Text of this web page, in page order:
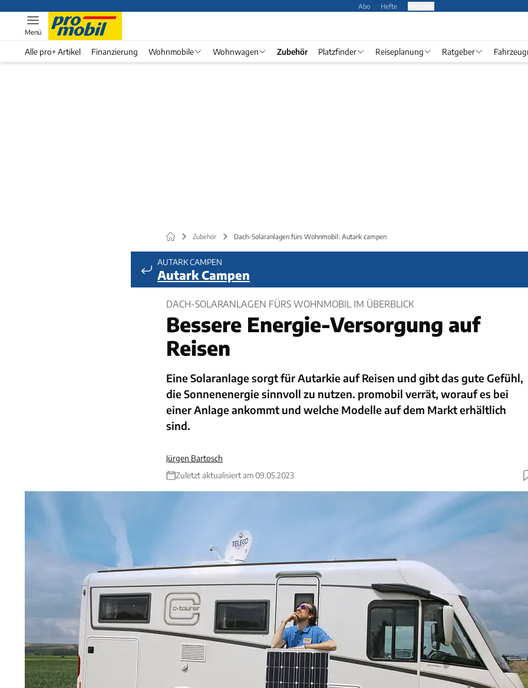
Abo Hefte
Menü
Alle pro+ Artikel Finanzierung Wohnmobile Wohnwagen Zubehör Platzfinder Reiseplanung Ratgeber
Zubehör Dach-Solaranlagen fürs Wohnmobil: Autark campen
AUTARK CAMPEN
Autark Campen
DACH-SOLARANLAGEN FÜRS WOHNMOBIL IM ÜBERBLICK
Bessere Energie-Versorgung auf
Reisen
Eine Solaranlage sorgt für Autarkie auf Reisen und gibt das gute Gefühl,
die Sonnenenergie sinnvoll zu nutzen. promobil verrät, worauf es bei
einer Anlage ankommt und welche Modelle auf dem Markt erhältlich
sind.
Jürgen Bartosch
Zuletzt aktualisiert am 09.05.2023